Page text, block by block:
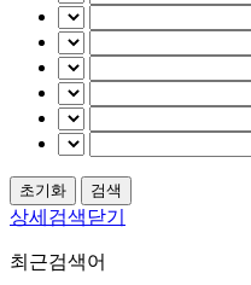
상세검색닫기
최근검색어